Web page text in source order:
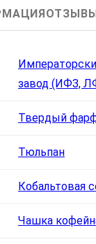
завод (ИФЗ,
Твердый
Тюльпан
Кобальтовая
Чашка